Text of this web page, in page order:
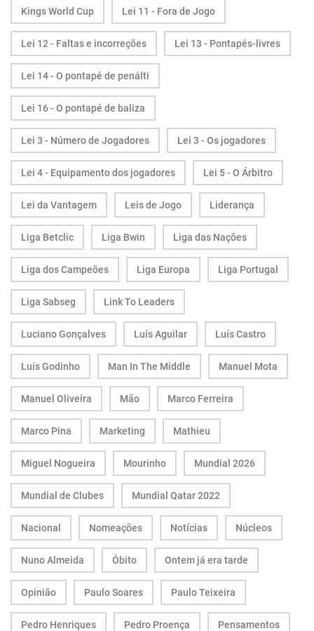
Kings World Cup Lei 11 - Fora de Jogo
Lei 12 - Faltas e incorreções Lei 13 - Pontapés-livres
Lei 14 - O pontapé de penálti
Lei 16 - O pontapé de baliza
Lei 3 - Número de Jogadores Lei 3 - Os jogadores
Lei 4 - Equipamento dos jogadores Lei 5 - O Árbitro
Lei da Vantagem Leis de Jogo Liderança
Liga Betclic Liga Bwin Liga das Nações
Liga dos Campeões Liga Europa Liga Portugal
Liga Sabseg Link To Leaders
Luciano Gonçalves Luís Aguilar Luís Castro
Luís Godinho Man In The Middle Manuel Mota
Manuel Oliveira Mão Marco Ferreira
Marco Pina Marketing Mathieu
Miguel Nogueira Mourinho Mundial 2026
Mundial de Clubes Mundial Qatar 2022
Nacional Nomeações Notícias Núcleos
Nuno Almeida Óbito Ontem já era tarde
Opinião Paulo Soares Paulo Teixeira
Pedro Henriques Pedro Proença Pensamentos